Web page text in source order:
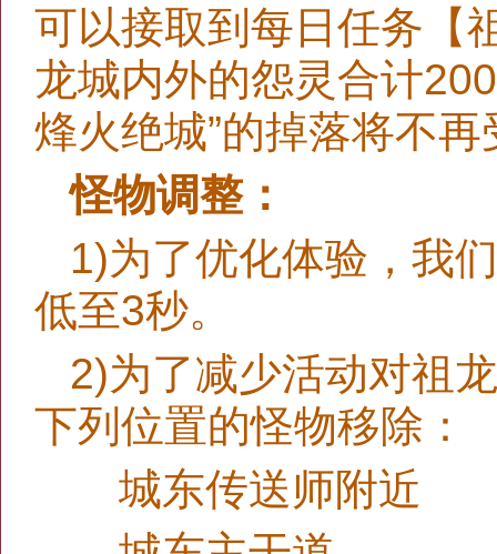
可以接取到每日任务【
龙城内外的怨灵合计
烽火绝城”的掉落将不
怪物调整：
1)为了优化体验，我
低至3秒。
2)为了减少活动对祖
下列位置的怪物移除：
城东传送师附近